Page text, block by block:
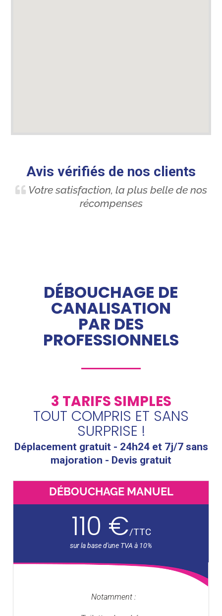
Avis vérifiés de nos clients
Votre satisfaction, la plus belle de nos
récompenses
DÉBOUCHAGE DE
CANALISATION
PAR DES
PROFESSIONNELS
3 TARIFS SIMPLES
TOUT COMPRIS ET SANS
SURPRISE !
Déplacement gratuit - 24h24 et 7j/7 sans
majoration - Devis gratuit
DÉBOUCHAGE MANUEL
110 €/TTC
Notamment :